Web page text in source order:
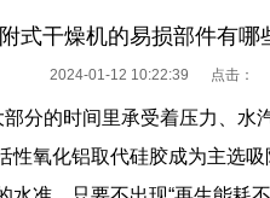
式干燥机的易损部件有哪
2024-01-12 10:22:39 点击：
分的时间里承受着压力、水
性氧化铝取代硅胶成为主选